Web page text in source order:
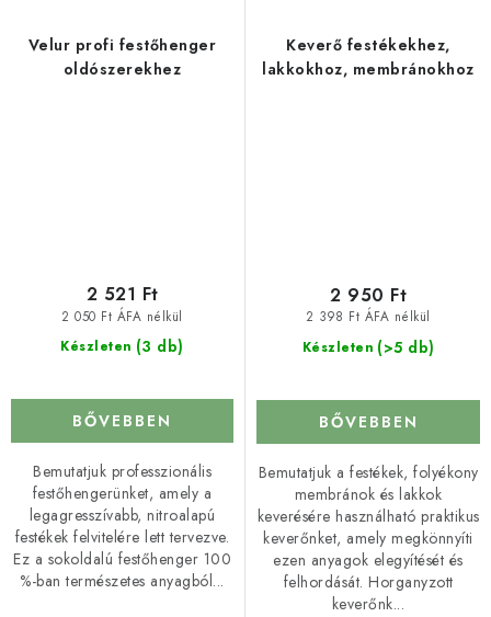
Velur profi festőhenger
oldószerekhez
Készleten (3 db)
2 050 Ft ÁFA nélkül
2 521 Ft
BŐVEBBEN
Bemutatjuk professzionális
festőhengerünket, amely a
legagresszívabb, nitroalapú
festékek felvitelére lett tervezve.
Ez a sokoldalú festőhenger 100
%-ban természetes anyagból...
Keverő festékekhez,
lakkokhoz, membránokhoz
Készleten (>5 db)
2 398 Ft ÁFA nélkül
2 950 Ft
BŐVEBBEN
Bemutatjuk a festékek, folyékony
membránok és lakkok
keverésére használható praktikus
keverőnket, amely megkönnyíti
ezen anyagok elegyítését és
felhordását. Horganyzott
keverőnk...